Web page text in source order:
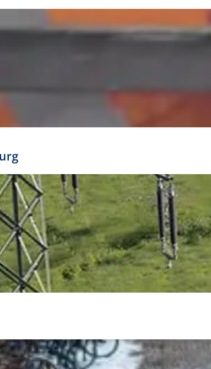
ergeben sich für gängige Formate
kleiner gesetzt werden. Dazu bedarf es jedoch